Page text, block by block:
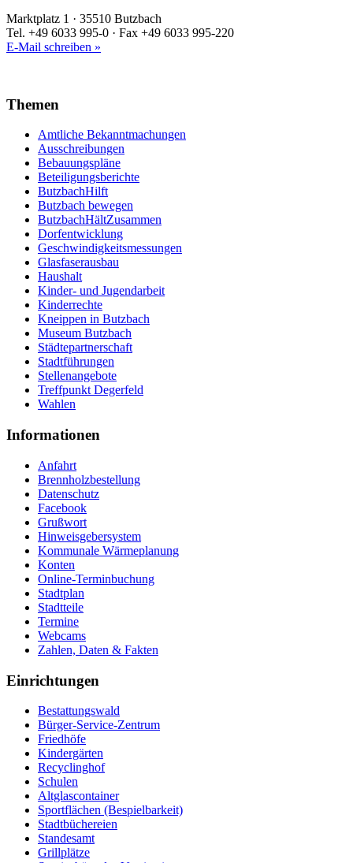
Marktplatz 1 · 35510 Butzbach
Tel. +49 6033 995-0 · Fax +49 6033 995-220
E-Mail schreiben »
Themen
Amtliche Bekanntmachungen
Ausschreibungen
Bebauungspläne
Beteiligungsberichte
ButzbachHilft
Butzbach bewegen
ButzbachHältZusammen
Dorfentwicklung
Geschwindigkeitsmessungen
Glasfaserausbau
Haushalt
Kinder- und Jugendarbeit
Kinderrechte
Kneippen in Butzbach
Museum Butzbach
Städtepartnerschaft
Stadtführungen
Stellenangebote
Treffpunkt Degerfeld
Wahlen
Informationen
Anfahrt
Brennholzbestellung
Datenschutz
Facebook
Grußwort
Hinweisgebersystem
Kommunale Wärmeplanung
Konten
Online-Terminbuchung
Stadtplan
Stadtteile
Termine
Webcams
Zahlen, Daten & Fakten
Einrichtungen
Bestattungswald
Bürger-Service-Zentrum
Friedhöfe
Kindergärten
Recyclinghof
Schulen
Altglascontainer
Sportflächen (Bespielbarkeit)
Stadtbüchereien
Standesamt
Grillplätze